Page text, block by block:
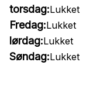
torsdag:Lukket
Fredag:Lukket
lørdag:Lukket
Søndag:Lukket